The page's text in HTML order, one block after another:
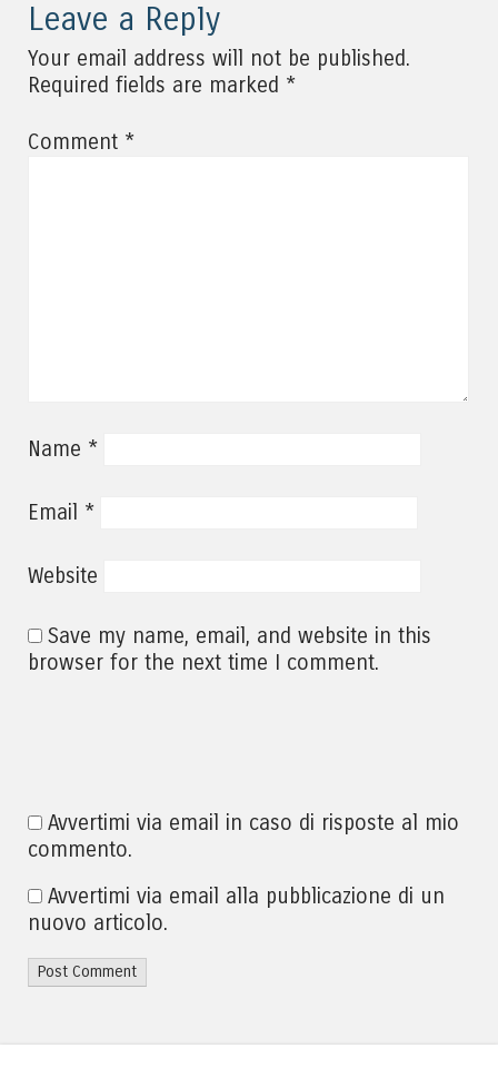
Leave a Reply
Your email address will not be published.
Required fields are marked *
Comment *
Name *
Email *
Website
Save my name, email, and website in this
browser for the next time I comment.
Avvertimi via email in caso di risposte al mio
commento.
Avvertimi via email alla pubblicazione di un
nuovo articolo.